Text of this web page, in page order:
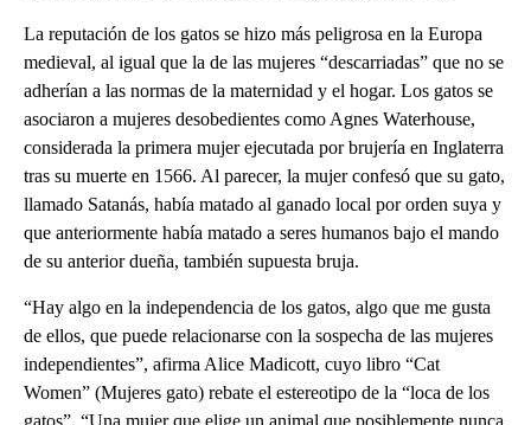
La reputación de los gatos se hizo más peligrosa en la Europa
medieval, al igual que la de las mujeres “descarriadas” que no se
adherían a las normas de la maternidad y el hogar. Los gatos se
asociaron a mujeres desobedientes como Agnes Waterhouse,
considerada la primera mujer ejecutada por brujería en Inglaterra
tras su muerte en 1566. Al parecer, la mujer confesó que su gato,
llamado Satanás, había matado al ganado local por orden suya y
que anteriormente había matado a seres humanos bajo el mando
de su anterior dueña, también supuesta bruja.
“Hay algo en la independencia de los gatos, algo que me gusta
de ellos, que puede relacionarse con la sospecha de las mujeres
independientes”, afirma Alice Madicott, cuyo libro “Cat
Women” (Mujeres gato) rebate el estereotipo de la “loca de los